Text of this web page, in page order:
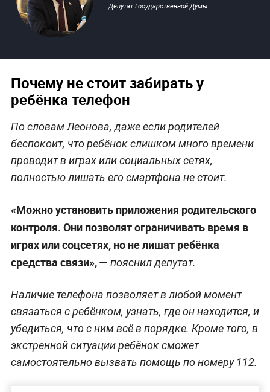
Депутат Государственной Думы
Почему не стоит забирать у
ребёнка телефон
По словам Леонова, даже если родителей
беспокоит, что ребёнок слишком много времени
проводит в играх или социальных сетях,
полностью лишать его смартфона не стоит.
«Можно установить приложения родительского
контроля. Они позволят ограничивать время в
играх или соцсетях, но не лишат ребёнка
средства связи», — пояснил депутат.
Наличие телефона позволяет в любой момент
связаться с ребёнком, узнать, где он находится, и
убедиться, что с ним всё в порядке. Кроме того, в
экстренной ситуации ребёнок сможет
самостоятельно вызвать помощь по номеру 112.